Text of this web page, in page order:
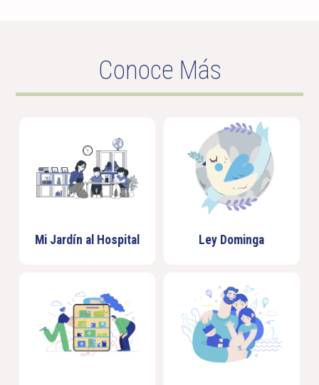
Conoce Más
Mi Jardín al Hospital Ley Dominga